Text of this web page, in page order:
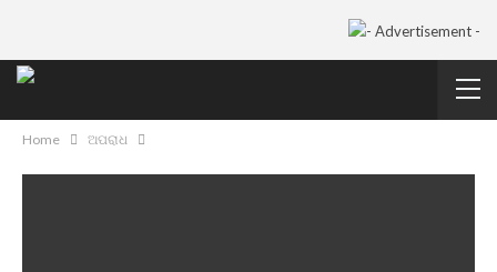
Home ଅପରାଧ